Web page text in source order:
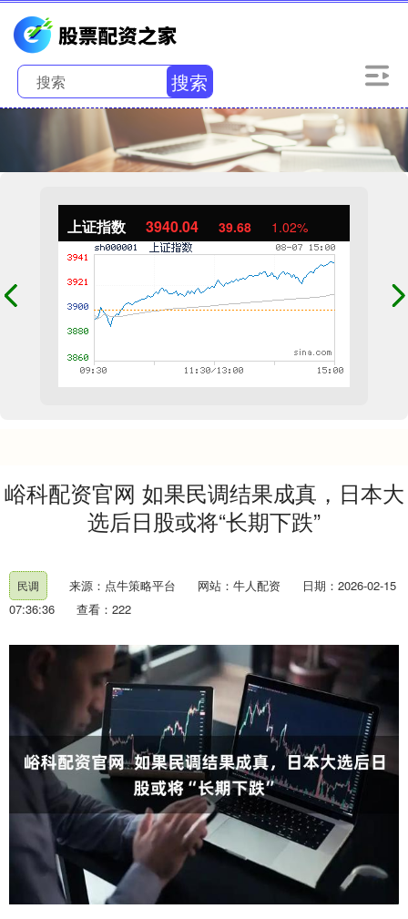
搜索
上证指数 3940.04 39.68 1.02%
峪科配资官网 如果民调结果成真，日本大
选后日股或将“长期下跌”
民调 来源：点牛策略平台 网站：牛人配资
日期：2026-02-15
07:36:36
查看：222